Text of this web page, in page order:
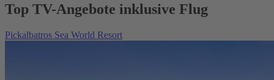
Top TV-Angebote inklusive Flug
Pickalbatros Sea World Resort